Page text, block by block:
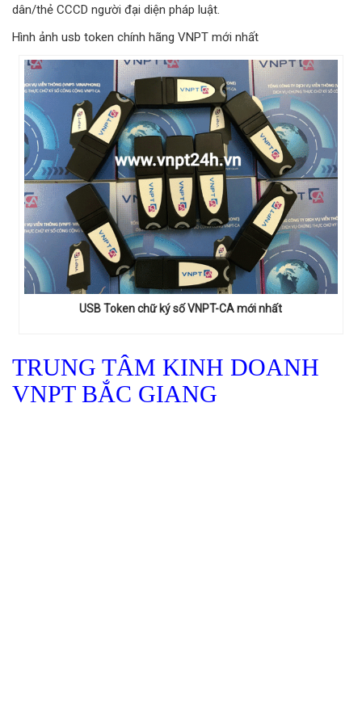
dân/thẻ CCCD người đại diện pháp luật.
Hình ảnh usb token chính hãng VNPT mới nhất
USB Token chữ ký số VNPT-CA mới nhất
TRUNG TÂM KINH DOANH
VNPT BẮC GIANG